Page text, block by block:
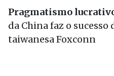
Pragmatismo
da China faz o sucesso
taiwanesa Foxconn